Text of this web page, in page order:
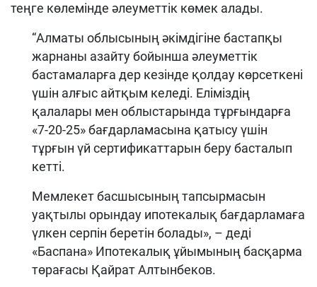
теңге көлемінде әлеуметтік көмек алады.
“Алматы облысының әкімдігіне бастапқы
жарнаны азайту бойынша әлеуметтік
бастамаларға дер кезінде қолдау көрсеткені
үшін алғыс айтқым келеді. Еліміздің
қалалары мен облыстарында тұрғындарға
«7-20-25» бағдарламасына қатысу үшін
тұрғын үй сертификаттарын беру басталып
кетті.
Мемлекет басшысының тапсырмасын
уақтылы орындау ипотекалық бағдарламаға
үлкен серпін беретін болады», – деді
«Баспана» Ипотекалық ұйымының басқарма
төрағасы Қайрат Алтынбеков.